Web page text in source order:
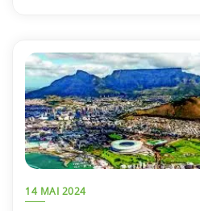
14 MAI 2024